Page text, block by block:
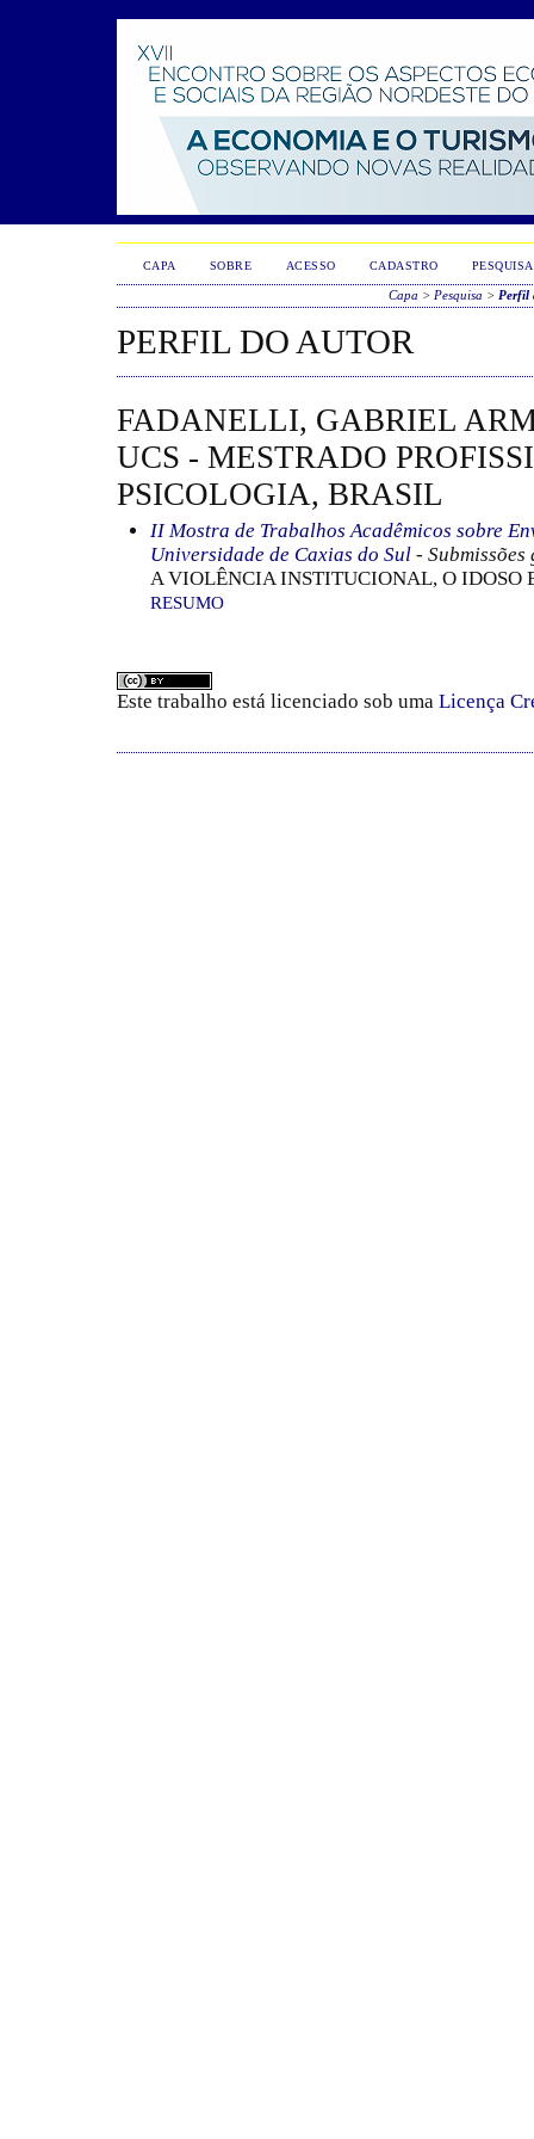
CAPA SOBRE ACESSO CADASTRO PESQUISA
Capa > Pesquisa > Perfil
PERFIL DO AUTOR
FADANELLI, GABRIEL
UCS - MESTRADO
PSICOLOGIA, BRASIL
II Mostra de Trabalhos Acadêmicos sobre
Universidade de Caxias do Sul - Submissões
A VIOLÊNCIA INSTITUCIONAL, O IDOSO
RESUMO
Este trabalho está licenciado sob uma Licença